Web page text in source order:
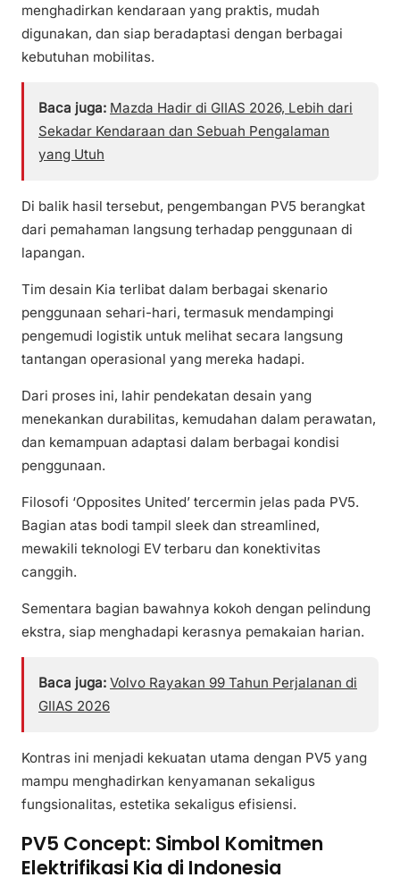
menghadirkan kendaraan yang praktis, mudah
digunakan, dan siap beradaptasi dengan berbagai
kebutuhan mobilitas.
Baca juga: Mazda Hadir di GIIAS 2026, Lebih dari
Sekadar Kendaraan dan Sebuah Pengalaman
yang Utuh
Di balik hasil tersebut, pengembangan PV5 berangkat
dari pemahaman langsung terhadap penggunaan di
lapangan.
Tim desain Kia terlibat dalam berbagai skenario
penggunaan sehari-hari, termasuk mendampingi
pengemudi logistik untuk melihat secara langsung
tantangan operasional yang mereka hadapi.
Dari proses ini, lahir pendekatan desain yang
menekankan durabilitas, kemudahan dalam perawatan,
dan kemampuan adaptasi dalam berbagai kondisi
penggunaan.
Filosofi ‘Opposites United’ tercermin jelas pada PV5.
Bagian atas bodi tampil sleek dan streamlined,
mewakili teknologi EV terbaru dan konektivitas
canggih.
Sementara bagian bawahnya kokoh dengan pelindung
ekstra, siap menghadapi kerasnya pemakaian harian.
Baca juga: Volvo Rayakan 99 Tahun Perjalanan di
GIIAS 2026
Kontras ini menjadi kekuatan utama dengan PV5 yang
mampu menghadirkan kenyamanan sekaligus
fungsionalitas, estetika sekaligus efisiensi.
PV5 Concept: Simbol Komitmen
Elektrifikasi Kia di Indonesia